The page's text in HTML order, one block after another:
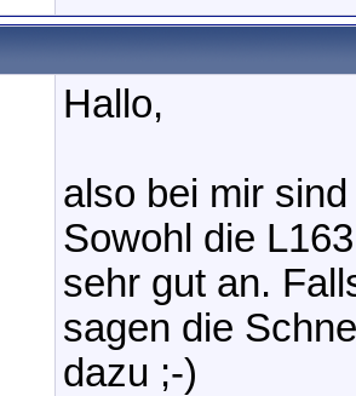
Hallo,
also bei mir
Sowohl die
sehr gut an.
sagen die
dazu ;-)